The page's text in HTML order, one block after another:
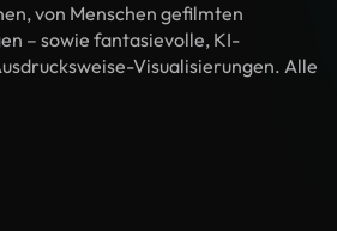
von Menschen gefilmten
– sowie fantasievolle, KI-
Visualisierungen. Alle